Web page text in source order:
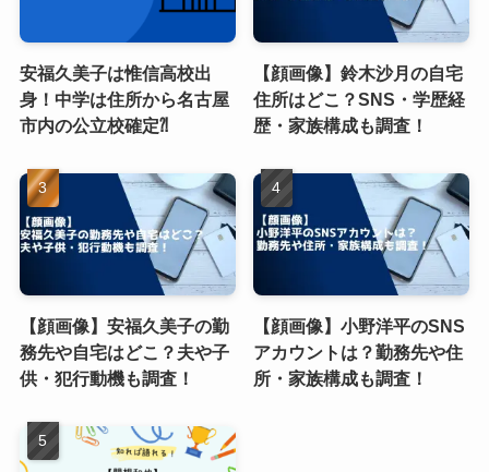
安福久美子は惟信高校出
身！中学は住所から名古屋
市内の公立校確定⁈
【顔画像】鈴木沙月の自宅
住所はどこ？SNS・学歴経
歴・家族構成も調査！
【顔画像】安福久美子の勤
務先や自宅はどこ？夫や子
供・犯行動機も調査！
【顔画像】小野洋平のSNS
アカウントは？勤務先や住
所・家族構成も調査！